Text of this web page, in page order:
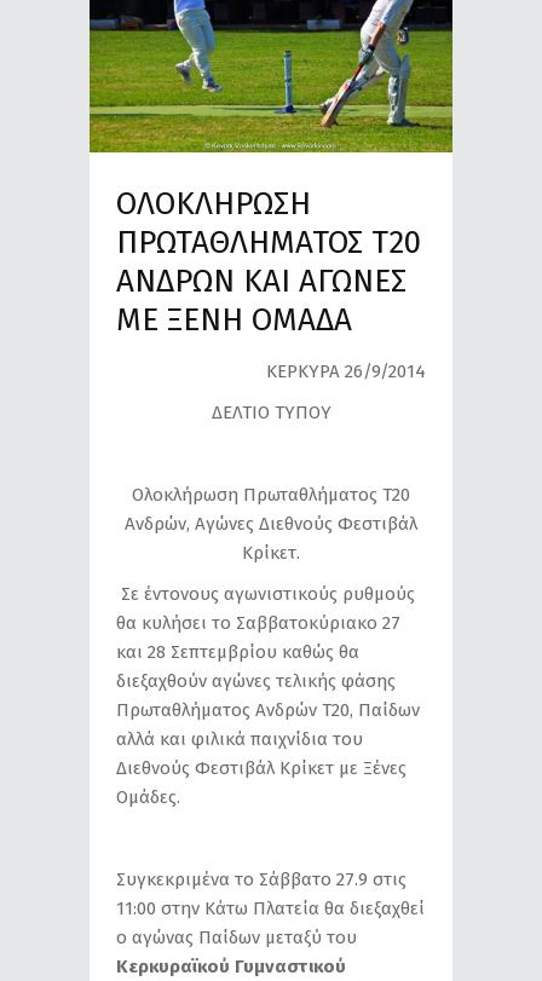
ΟΛΟΚΛΗΡΩΣΗ
ΠΡΩΤΑΘΛΗΜΑΤΟΣ Τ20
ΑΝΔΡΩΝ ΚΑΙ ΑΓΩΝΕΣ
ΜΕ ΞΕΝΗ ΟΜΑΔΑ
ΚΕΡΚΥΡΑ 26/9/2014
ΔΕΛΤΙΟ ΤΥΠΟΥ
Ολοκλήρωση Πρωταθλήματος Τ20
Ανδρών, Αγώνες Διεθνούς Φεστιβάλ
Κρίκετ.
Σε έντονους αγωνιστικούς ρυθμούς
θα κυλήσει το Σαββατοκύριακο 27
και 28 Σεπτεμβρίου καθώς θα
διεξαχθούν αγώνες τελικής φάσης
Πρωταθλήματος Ανδρών T20, Παίδων
αλλά και φιλικά παιχνίδια του
Διεθνούς Φεστιβάλ Κρίκετ με Ξένες
Ομάδες.
Συγκεκριμένα το Σάββατο 27.9 στις
11:00 στην Κάτω Πλατεία θα διεξαχθεί
ο αγώνας Παίδων μεταξύ του
Κερκυραϊκού Γυμναστικού